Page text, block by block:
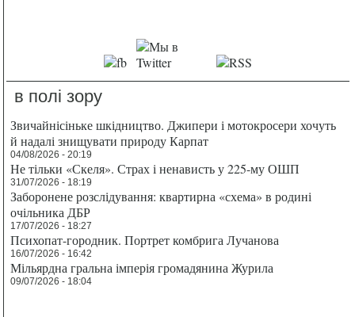
в полі зору
Звичайнісіньке шкідництво. Джипери і мотокросери хочуть
й надалі знищувати природу Карпат
04/08/2026 - 20:19
Не тільки «Скеля». Страх і ненависть у 225-му ОШП
31/07/2026 - 18:19
Заборонене розслідування: квартирна «схема» в родині
очільника ДБР
17/07/2026 - 18:27
Психопат-городник. Портрет комбрига Лучанова
16/07/2026 - 16:42
Мільярдна гральна імперія громадянина Журила
09/07/2026 - 18:04